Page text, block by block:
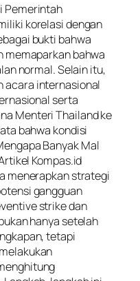
Pemerintah
korelasi dengan
bukti bahwa
memaparkan bahwa
normal. Selain itu,
acara internasional
serta
Menteri Thailand ke
bahwa kondisi
Banyak Mal
Kompas.id
menerapkan strategi
gangguan
strike dan
hanya setelah
tetapi